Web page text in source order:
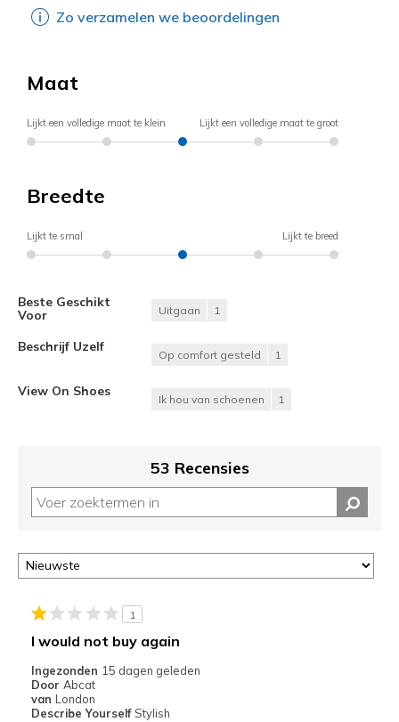
Zo verzamelen we beoordelingen
Maat
Lijkt een volledige maat te klein Lijkt een volledige maat te groot
Breedte
Lijkt te smal Lijkt te breed
Beste Geschikt
Voor
Uitgaan 1
Beschrijf Uzelf
Op comfort gesteld 1
View On Shoes
Ik hou van schoenen 1
53 Recensies
1
I would not buy again
Ingezonden 15 dagen geleden
Door Abcat
van London
Describe Yourself Stylish